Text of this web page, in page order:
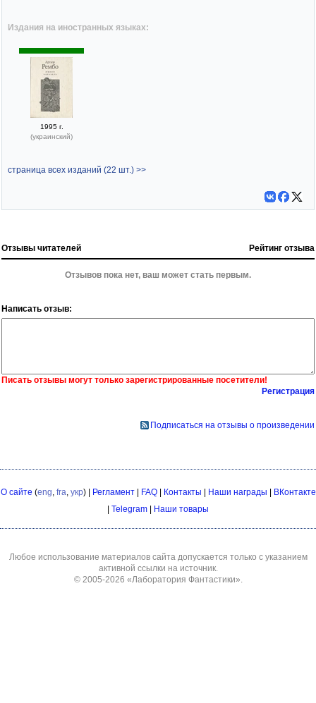
Издания на иностранных языках:
1995 г.
(украинский)
страница всех изданий (22 шт.) >>
Отзывы читателей Рейтинг отзыва
Отзывов пока нет, ваш может стать первым.
Написать отзыв:
Писать отзывы могут только зарегистрированные посетители!
Регистрация
Подписаться на отзывы о произведении
О сайте (eng fra укр) | Регламент| FAQ| Контакты | Наши награды | ВКонтакте
| Telegram | Наши товары
Любое использование материалов сайта допускается только с указанием
активной ссылки на источник.
© 2005-2026 «Лаборатория Фантастики»